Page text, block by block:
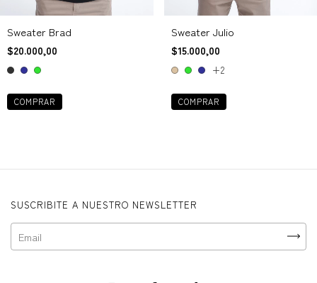
Sweater Brad
$20.000,00
COMPRAR
Sweater Julio
$15.000,00
+2
COMPRAR
SUSCRIBITE A NUESTRO NEWSLETTER